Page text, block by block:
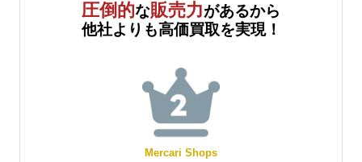
圧倒的な販売力があるから
他社よりも高価買取を実現！
Mercari Shops